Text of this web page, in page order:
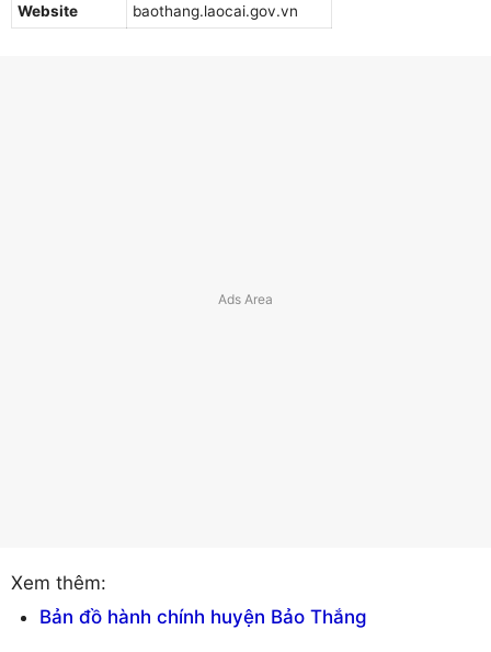
Website
baothang.laocai.gov.vn
Xem thêm:
Bản đồ hành chính huyện Bảo Thắng